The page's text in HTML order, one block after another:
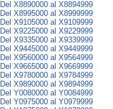
Del X8890000 al X8894999
Del X8995000 al X8999999
Del X9105000 al X9109999
Del X9225000 al X9229999
Del X9335000 al X9339999
Del X9445000 al X9449999
Del X9560000 al X9564999
Del X9665000 al X9669999
Del X9780000 al X9784999
Del X9890000 al X9894999
Del Y0080000 al Y0084999
Del Y0975000 al Y0979999